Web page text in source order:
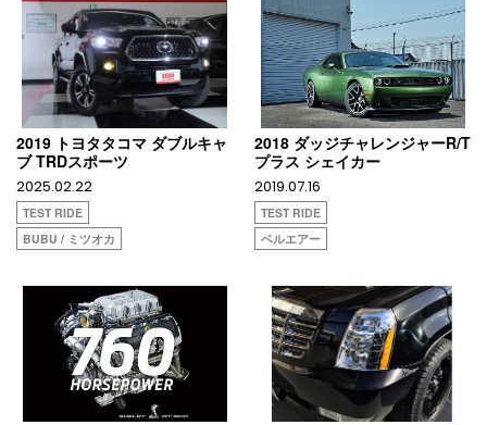
2019 トヨタタコマ ダブルキャ
ブ TRDスポーツ
2025.02.22
TEST RIDE
BUBU / ミツオカ
2018 ダッジチャレンジャーR/T
プラス シェイカー
2019.07.16
TEST RIDE
ベルエアー